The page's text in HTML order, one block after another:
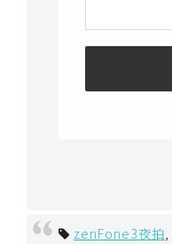
zenFone3夜拍